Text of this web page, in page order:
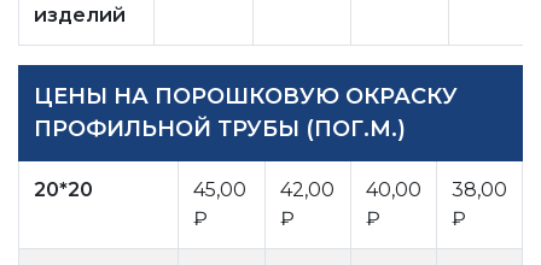
изделий
ЦЕНЫ НА ПОРОШКОВУЮ ОКРАСКУ
ПРОФИЛЬНОЙ ТРУБЫ (ПОГ.М.)
20*20
45,00
₽
42,00
₽
40,00
₽
38,00
₽